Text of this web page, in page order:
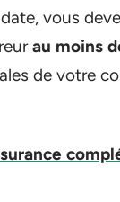
vous
au moins
de votre